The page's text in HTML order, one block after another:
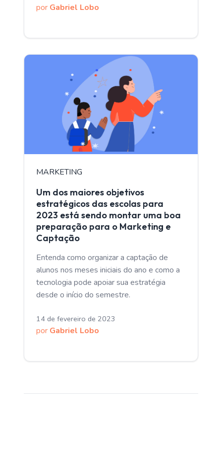
por Gabriel Lobo
MARKETING
Um dos maiores objetivos
estratégicos das escolas para
2023 está sendo montar uma boa
preparação para o Marketing e
Captação
Entenda como organizar a captação de
alunos nos meses iniciais do ano e como a
tecnologia pode apoiar sua estratégia
desde o início do semestre.
14 de fevereiro de 2023
por Gabriel Lobo